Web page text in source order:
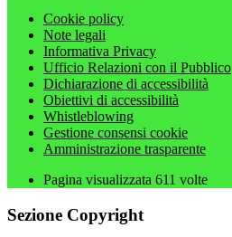
Cookie policy
Note legali
Informativa Privacy
Ufficio Relazioni con il Pubblico
Dichiarazione di accessibilità
Obiettivi di accessibilità
Whistleblowing
Gestione consensi cookie
Amministrazione trasparente
Pagina visualizzata 611 volte
Sezione Copyright